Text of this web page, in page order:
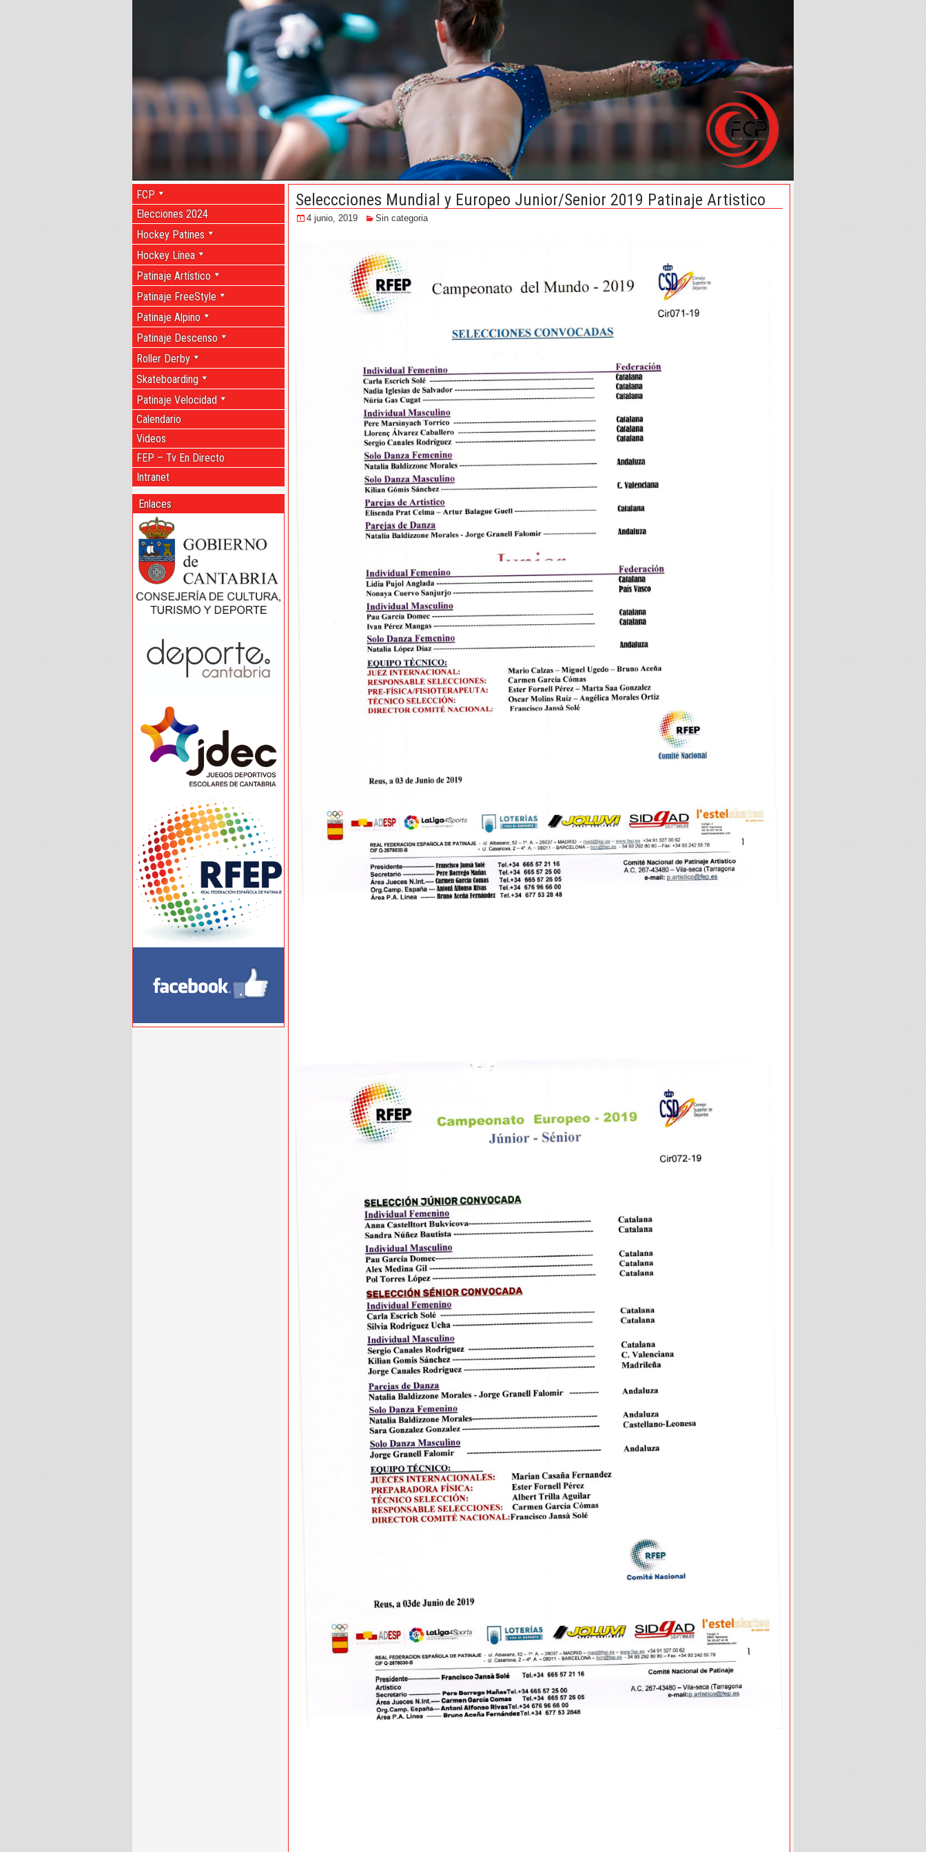
Seleccciones Mundial y Europeo Junior/Senior 2019 Patinaje Artistico
4 junio, 2019 Sin categoria
FCP
Elecciones 2024
Hockey Patines
Hockey Línea
Patinaje Artístico
Patinaje FreeStyle
Patinaje Alpino
Patinaje Descenso
Roller Derby
Skateboarding
Patinaje Velocidad
Calendario
Videos
FEP – Tv En Directo
Intranet
Enlaces